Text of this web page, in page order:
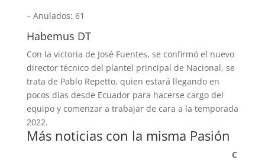
– Anulados: 61
Habemus DT
Con la victoria de José Fuentes, se confirmó el nuevo
director técnico del plantel principal de Nacional, se
trata de Pablo Repetto, quien estará llegando en
pocos días desde Ecuador para hacerse cargo del
equipo y comenzar a trabajar de cara a la temporada
2022.
Más noticias con la misma Pasión
C